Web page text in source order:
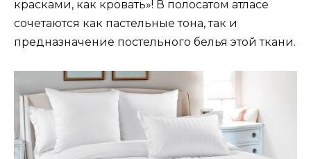
красками, как кровать»! В полосатом атласе
сочетаются как пастельные тона, так и
предназначение постельного белья этой ткани.